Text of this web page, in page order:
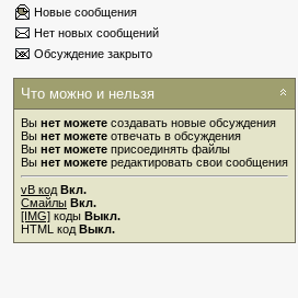
Новые сообщения
Нет новых сообщений
Обсуждение закрыто
Что можно и нельзя
Вы нет можете создавать новые обсуждения
Вы нет можете отвечать в обсуждения
Вы нет можете присоединять файлы
Вы нет можете редактировать свои сообщения
vB код Вкл.
Смайлы Вкл.
[IMG] коды Выкл.
HTML код Выкл.